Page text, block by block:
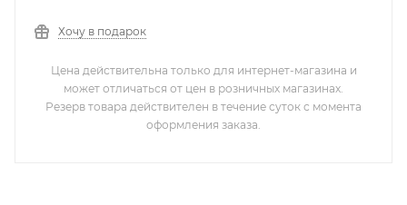
Хочу в подарок
Цена действительна только для интернет-магазина и
может отличаться от цен в розничных магазинах.
Резерв товара действителен в течение суток с момента
оформления заказа.